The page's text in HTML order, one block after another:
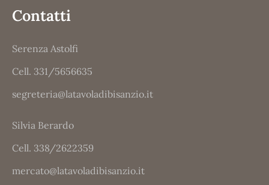
Contatti
Serenza Astolfi
Cell. 331/5656635
segreteria@latavoladibisanzio.it
Silvia Berardo
Cell. 338/2622359
mercato@latavoladibisanzio.it